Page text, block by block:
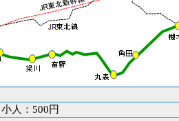
人：500円